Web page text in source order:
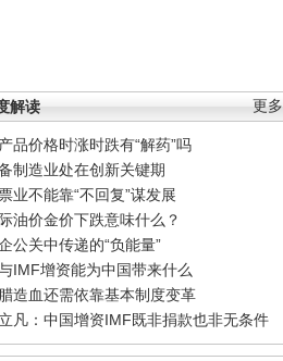
更多
解读
品价格时涨时跌有“解药”吗
制造业处在创新关键期
业不能靠“不回复”谋发展
油价金价下跌意味什么？
公关中传递的“负能量”
IMF增资能为中国带来什么
造血还需依靠基本制度变革
凡：中国增资IMF既非捐款也非无条件